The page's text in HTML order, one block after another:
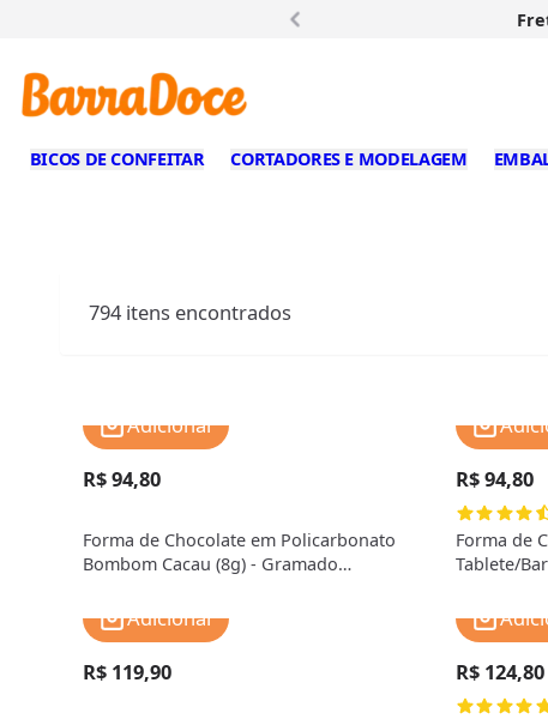
BICOS DE CONFEITAR CORTADORES E MODELAGEM
794 itens encontrados
R$ 94,80
Forma de Chocolate em Policarbonato
Bombom Cacau (8g) - Gramado
Adicionar
R$ 94,80
Forma de
Tablete/
R$ 119,90
Adicionar
R$ 124,80